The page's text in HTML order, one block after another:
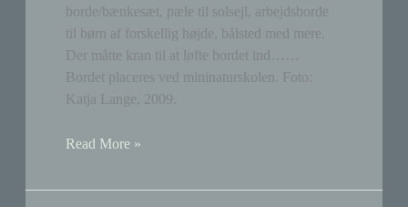
borde/bænkesæt, pæle til solsejl, arbejdsborde
til børn af forskellig højde, bålsted med mere.
Der måtte kran til at løfte bordet ind……
Bordet placeres ved mininaturskolen. Foto:
Katja Lange, 2009.
Udearealet
mininaturskolen
Read More »